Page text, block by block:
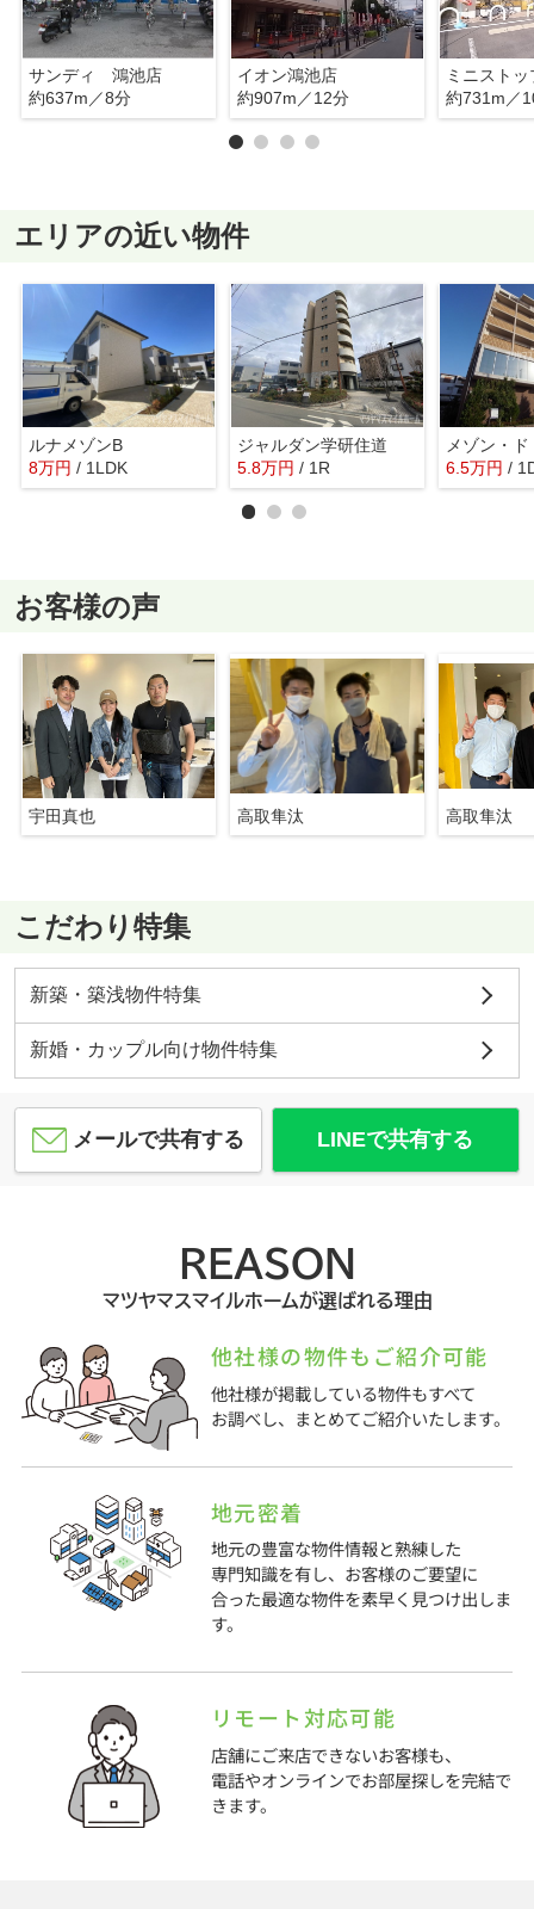
サンディ 鴻池店
約637m／8分
イオン鴻池店
約907m／12分
約731m／
エリアの近い物件
ルナメゾンB
8万円 / 1LDK
ジャルダン学研住道
5.8万円 / 1R
メゾン・
6.5万円 /
お客様の声
宇田真也 高取隼汰 高取隼汰
こだわり特集
新築・築浅物件特集
新婚・カップル向け物件特集
メールで共有する LINEで共有する
REASON
マツヤマスマイルホームが選ばれる理由
他社様の物件もご紹介可能
他社様が掲載している物件もすべて
お調べし、まとめてご紹介いたします。
地元密着
地元の豊富な物件情報と熟練した
専門知識を有し、お客様のご要望に
合った最適な物件を素早く見つけ出しま
す。
リモート対応可能
店舗にご来店できないお客様も、
電話やオンラインでお部屋探しを完結で
きます。